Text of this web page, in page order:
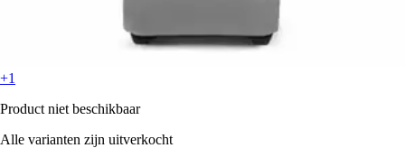
+1
Product niet beschikbaar
Alle varianten zijn uitverkocht